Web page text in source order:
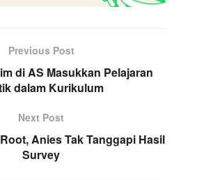
Previous Post
di AS Masukkan Pelajaran
dalam Kurikulum
Next Post
Anies Tak Tanggapi Hasil
Survey